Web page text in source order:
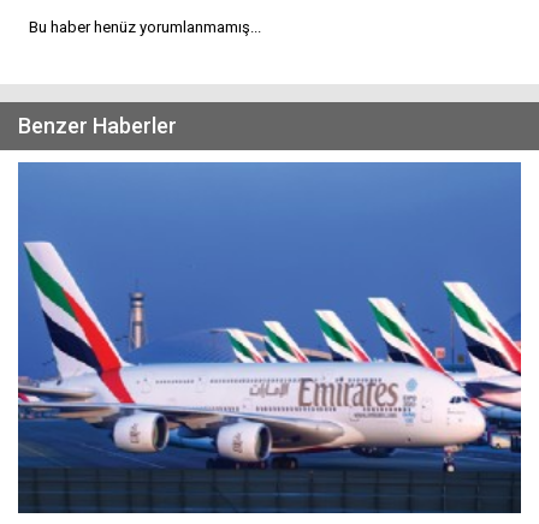
Bu haber henüz yorumlanmamış...
Benzer Haberler